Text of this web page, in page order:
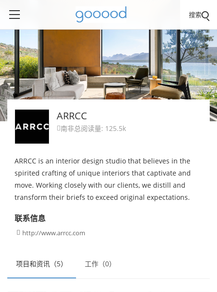
搜索
项目和资讯（5） 工作（0）
ARRCC
 南非总阅读量: 125.5k
ARRCC is an interior design studio that believes in the
spirited crafting of unique interiors that captivate and
move. Working closely with our clients, we distill and
transform their briefs to exceed original expectations.
联系信息
 http://www.arrcc.com